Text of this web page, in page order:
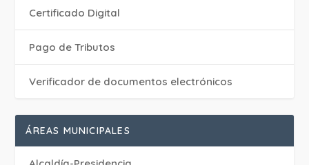
Certificado Digital
Pago de Tributos
Verificador de documentos electrónicos
ÁREAS MUNICIPALES